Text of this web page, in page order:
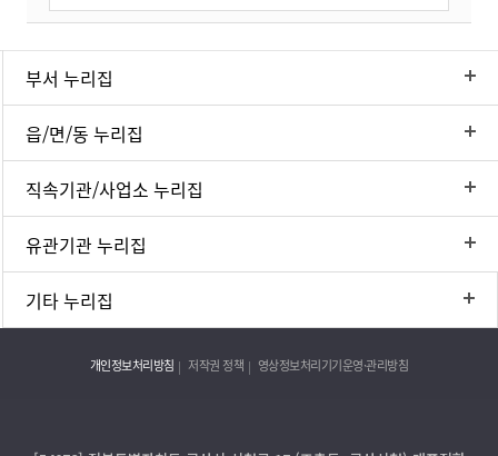
부서 누리집
읍/면/동 누리집
직속기관/사업소 누리집
유관기관 누리집
기타 누리집
개인정보처리방침 저작권 정책 영상정보처리기기운영·관리방침